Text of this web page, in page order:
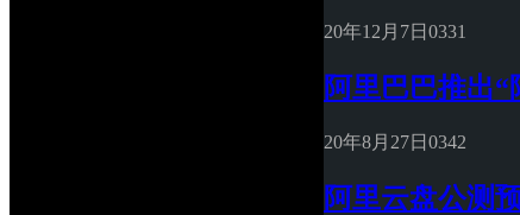
20年12月7日 0331
阿里巴巴推出
20年8月27日 0342
阿里云盘公测